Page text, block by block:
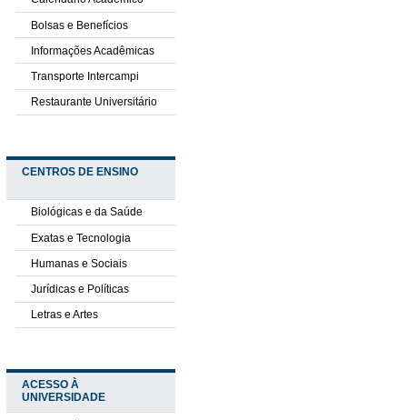
Bolsas e Benefícios
Informações Acadêmicas
Transporte Intercampi
Restaurante Universitário
CENTROS DE ENSINO
Biológicas e da Saúde
Exatas e Tecnologia
Humanas e Sociais
Jurídicas e Políticas
Letras e Artes
ACESSO À
UNIVERSIDADE